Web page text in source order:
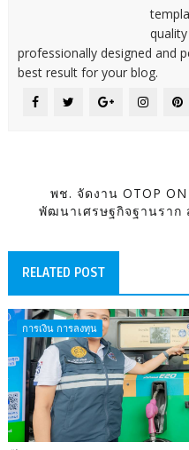
professionally designed and
best result for your blog.
พช. จัดงาน OTOP
พัฒนาเศรษฐกิจฐานราก
RELATED POST
การเงิน การลงทุน